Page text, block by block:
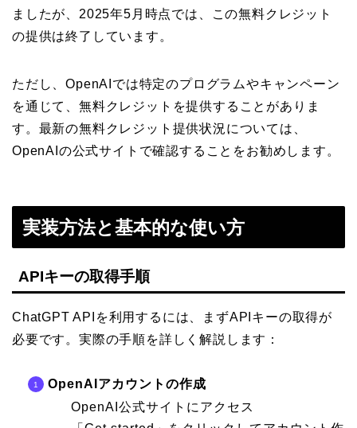
ましたが、2025年5月時点では、この無料クレジット
の提供は終了しています。
ただし、OpenAIでは特定のプログラムやキャンペーン
を通じて、無料クレジットを提供することがありま
す。最新の無料クレジット提供状況については、
OpenAIの公式サイトで確認することをお勧めします。
実装方法と基本的な使い方
APIキーの取得手順
ChatGPT APIを利用するには、まずAPIキーの取得が
必要です。実際の手順を詳しく解説します：
OpenAIアカウントの作成
OpenAI公式サイトにアクセス